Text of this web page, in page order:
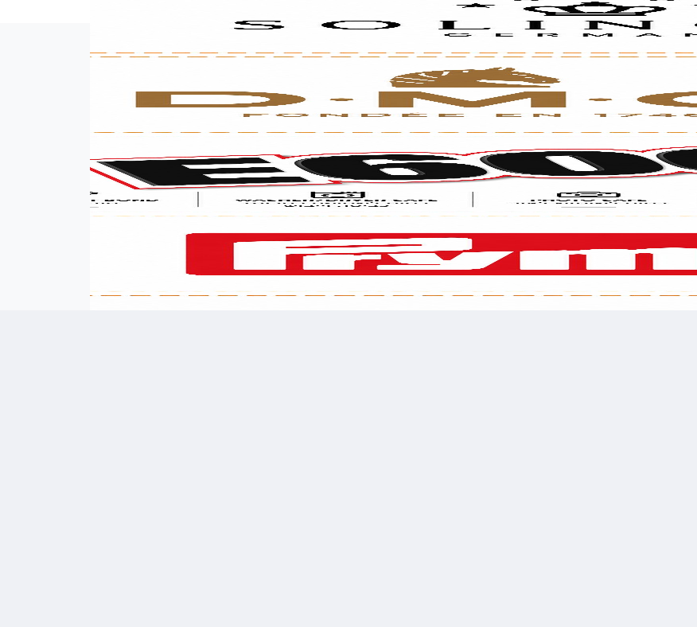
לכל שאלה אנחנו זמינים עבורכם
השאירו פרטים בטופס ומיד נציג שלנו ישוחח עימך
רשמו טלפון רשמו אימייל (אופציונלי)
לשלוח